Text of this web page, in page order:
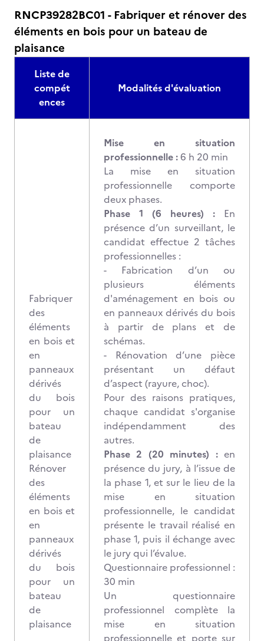
RNCP39282BC01 - Fabriquer et rénover des
éléments en bois pour un bateau de
plaisance
Liste de
compét
ences
Modalités d'évaluation
Fabriquer
des
éléments
en bois et
en
panneaux
dérivés
du bois
pour un
bateau
de
plaisance
Rénover
des
éléments
en bois et
en
panneaux
dérivés
du bois
pour un
bateau
de
plaisance
Mise en situation
professionnelle :6 h 20 min
La mise en situation
professionnelle comporte
deux phases.
Phase 1 (6 heures) : En
présence d’un surveillant, le
candidat effectue 2 tâches
professionnelles :
- Fabrication d’un ou
plusieurs éléments
d'aménagement en bois ou
en panneaux dérivés du bois
à partir de plans et de
schémas.
- Rénovation d’une pièce
présentant un défaut
d’aspect (rayure, choc).
Pour des raisons pratiques,
chaque candidat s'organise
indépendamment des
autres.
Phase 2 (20 minutes) :en
présence du jury, à l’issue de
la phase 1, et sur le lieu de la
mise en situation
professionnelle, le candidat
présente le travail réalisé en
phase 1, puis il échange avec
le jury qui l’évalue.
Questionnaire professionnel :
30 min
Un questionnaire
professionnel complète la
mise en situation
professionnelle et porte sur